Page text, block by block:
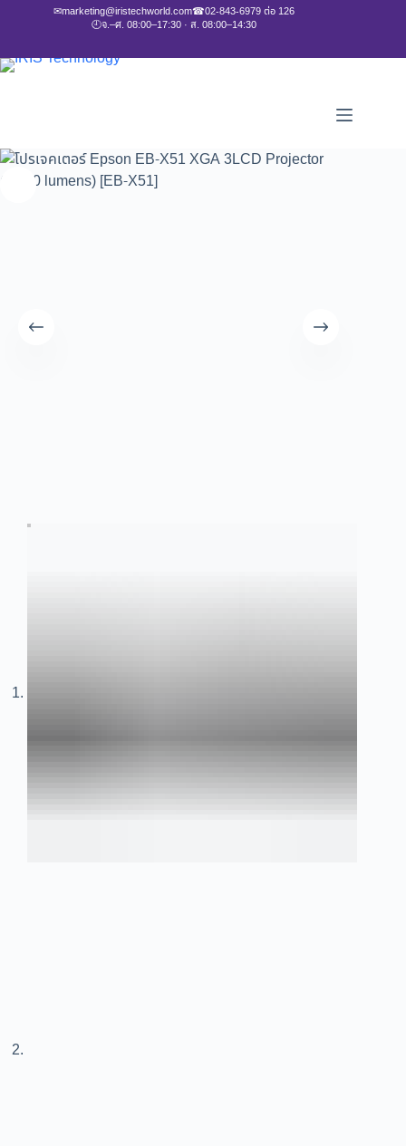
✉marketing@iristechworld.com☎02-843-6979 ต่อ 126
🕘จ.–ศ. 08:00–17:30 · ส. 08:00–14:30